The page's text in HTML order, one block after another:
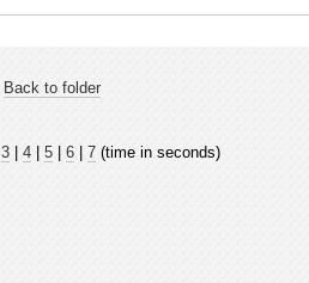
Back to folder
3 4 5 6 7 (time in seconds)